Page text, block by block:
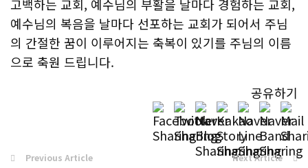
고백하는 교회, 예수님의 부활을 날마다 경험하는 교회,
예수님의 복음을 날마다 선포하는 교회가 되어서 주님
의 간절한 꿈이 이루어지는 축복이 있기를 주님의 이름
으로 축원 드립니다.
공유하기
Previous Article Next Article